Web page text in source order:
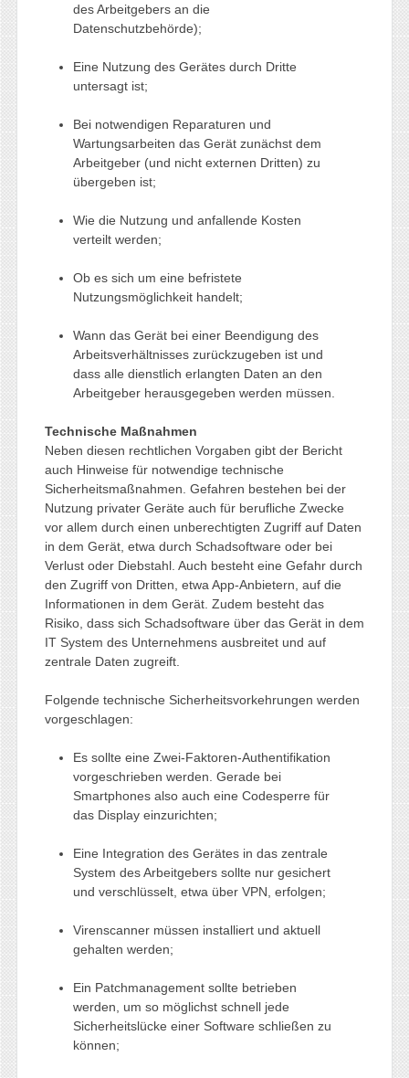
des Arbeitgebers an die
Datenschutzbehörde);
Eine Nutzung des Gerätes durch Dritte
untersagt ist;
Bei notwendigen Reparaturen und
Wartungsarbeiten das Gerät zunächst dem
Arbeitgeber (und nicht externen Dritten) zu
übergeben ist;
Wie die Nutzung und anfallende Kosten
verteilt werden;
Ob es sich um eine befristete
Nutzungsmöglichkeit handelt;
Wann das Gerät bei einer Beendigung des
Arbeitsverhältnisses zurückzugeben ist und
dass alle dienstlich erlangten Daten an den
Arbeitgeber herausgegeben werden müssen.
Technische Maßnahmen
Neben diesen rechtlichen Vorgaben gibt der Bericht
auch Hinweise für notwendige technische
Sicherheitsmaßnahmen. Gefahren bestehen bei der
Nutzung privater Geräte auch für berufliche Zwecke
vor allem durch einen unberechtigten Zugriff auf Daten
in dem Gerät, etwa durch Schadsoftware oder bei
Verlust oder Diebstahl. Auch besteht eine Gefahr durch
den Zugriff von Dritten, etwa App-Anbietern, auf die
Informationen in dem Gerät. Zudem besteht das
Risiko, dass sich Schadsoftware über das Gerät in dem
IT System des Unternehmens ausbreitet und auf
zentrale Daten zugreift.
Folgende technische Sicherheitsvorkehrungen werden
vorgeschlagen:
Es sollte eine Zwei-Faktoren-Authentifikation
vorgeschrieben werden. Gerade bei
Smartphones also auch eine Codesperre für
das Display einzurichten;
Eine Integration des Gerätes in das zentrale
System des Arbeitgebers sollte nur gesichert
und verschlüsselt, etwa über VPN, erfolgen;
Virenscanner müssen installiert und aktuell
gehalten werden;
Ein Patchmanagement sollte betrieben
werden, um so möglichst schnell jede
Sicherheitslücke einer Software schließen zu
können;